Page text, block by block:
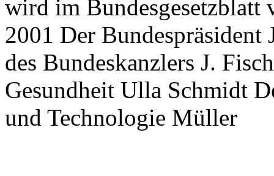
wird im Bundesgesetzblatt
2001 Der Bundespräsident
des Bundeskanzlers J.
Gesundheit Ulla Schmidt
und Technologie Müller